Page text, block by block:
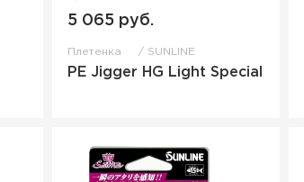
5 065 руб.
Плетенка SUNLINE
PE Jigger HG Light Special